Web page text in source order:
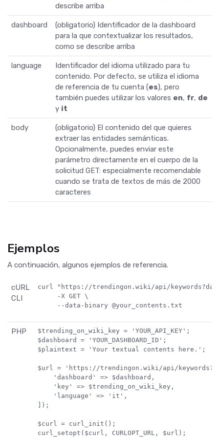
describe arriba
dashboard
(obligatorio) Identificador de la dashboard
para la que contextualizar los resultados,
como se describe arriba
language
Identificador del idioma utilizado para tu
contenido. Por defecto, se utiliza el idioma
de referencia de tu cuenta (es), pero
también puedes utilizar los valores en, fr, de
y it
body
(obligatorio) El contenido del que quieres
extraer las entidades semánticas.
Opcionalmente, puedes enviar este
parámetro directamente en el cuerpo de la
solicitud GET: especialmente recomendable
cuando se trata de textos de más de 2000
caracteres
Ejemplos
A continuación, algunos ejemplos de referencia.
cURL
CLI
curl "https://trendingon.wiki/api/
     -X GET \
     --data-binary @your_contents.txt
PHP
$trending_on_wiki_key = 'YOUR_API_KEY';
$dashboard = 'YOUR_DASHBOARD_ID';
$plaintext = 'Your textual contents here.';
$url = 'https://trendingon.wiki/api/
    'dashboard' => $dashboard,
    'key' => $trending_on_wiki_key,
    'language' => 'it',
]);
$curl = curl_init();
curl_setopt($curl, CURLOPT_URL, $url);